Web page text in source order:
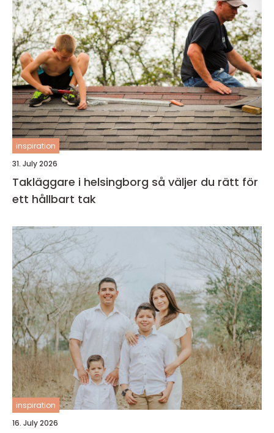
inspiration
31. July 2026
Takläggare i helsingborg så väljer du rätt för
ett hållbart tak
inspiration
16. July 2026